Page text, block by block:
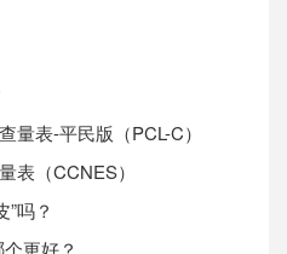
量表-平民版（PCL-C）
表（CCNES）
吗？
更好？